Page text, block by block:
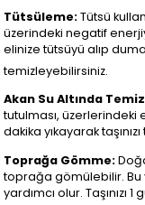
Tütsüleme:Tütsü
üzerindeki negatif
elinize tütsüyü alıp
temizleyebilirsiniz.
Akan Su Altında
tutulması, üzerlerindeki
dakika yıkayarak
Toprağa Gömme:
toprağa gömülebilir. Bu
yardımcı olur.